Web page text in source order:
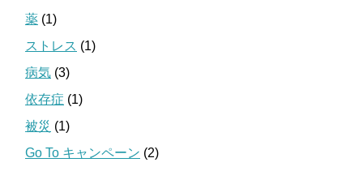
薬 (1)
ストレス (1)
病気 (3)
依存症 (1)
被災 (1)
Go To キャンペーン (2)